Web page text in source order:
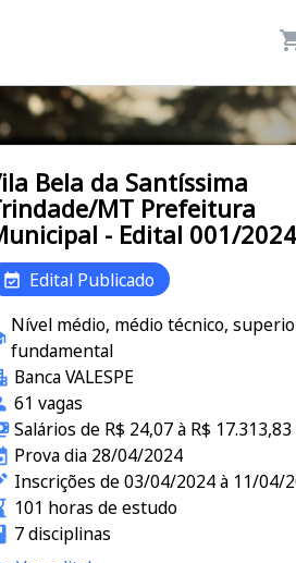
Bela da Santíssima
MT Prefeitura
- Edital 001/2024
Edital Publicado
Nível médio, médio técnico,
fundamental
Banca VALESPE
61 vagas
Salários de R$ 24,07 à R$ 17.313,83
Prova dia 28/04/2024
Inscrições de 03/04/2024 à 11/04/
101 horas de estudo
7 disciplinas